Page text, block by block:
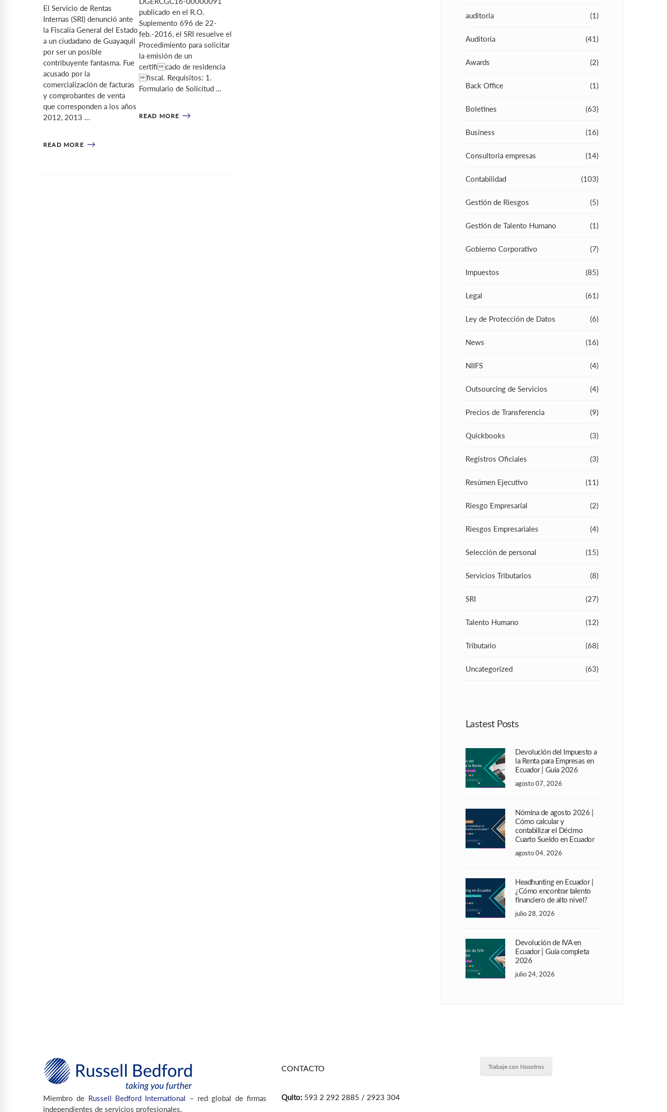
El Servicio de Rentas
Internas (SRI) denunció ante
la Fiscalía General del Estado
a un ciudadano de Guayaquil
por ser un posible
contribuyente fantasma. Fue
acusado por la
comercialización de facturas
y comprobantes de venta
que corresponden a los años
2012, 2013 …
READ MORE
publicado en el R.O.
Suplemento 696 de 22-
feb.-2016, el SRI resuelve el
Procedimiento para solicitar
la emisión de un
certificado de residencia
fiscal. Requisitos: 1.
Formulario de Solicitud …
READ MORE
auditoria (1)
Auditoría (41)
Awards (2)
Back Office (1)
Boletines (63)
Business (16)
Consultoria empresas (14)
Contabilidad (103)
Gestión de Riesgos (5)
Gestión de Talento Humano (1)
Gobierno Corporativo (7)
Impuestos (85)
Legal (61)
Ley de Protección de Datos (6)
News (16)
NIIFS (4)
Outsourcing de Servicios (4)
Precios de Transferencia (9)
Quickbooks (3)
Registros Oficiales (3)
Resúmen Ejecutivo (11)
Riesgo Empresarial (2)
Riesgos Empresariales (4)
Selección de personal (15)
Servicios Tributarios (8)
SRI (27)
Talento Humano (12)
Tributario (68)
Uncategorized (63)
Lastest Posts
Devolución del Impuesto a
la Renta para Empresas en
Ecuador | Guía 2026
agosto 07, 2026
Nómina de agosto 2026 |
Cómo calcular y
contabilizar el Décimo
Cuarto Sueldo en Ecuador
agosto 04, 2026
Headhunting en Ecuador |
¿Cómo encontrar talento
financiero de alto nivel?
julio 28, 2026
Devolución de IVA en
Ecuador | Guía completa
2026
julio 24, 2026
Miembro de Russell Bedford International – red global de firmas
independientes de servicios profesionales.
CONTACTO
Quito: 593 2 292 2885 / 2923 304
Trabaje con Nosotros